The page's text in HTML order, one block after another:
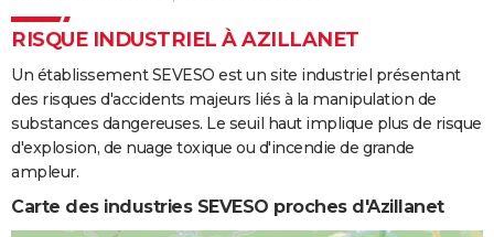
17/06/1976 30 000 0 0
29/02/1976 3 000 0 0
(travaux)
03/08/1974 10 000 0 0
RISQUE INDUSTRIEL À AZILLANET
Un établissement SEVESO est un site industriel présentant
des risques d'accidents majeurs liés à la manipulation de
substances dangereuses. Le seuil haut implique plus de risque
d'explosion, de nuage toxique ou d'incendie de grande
ampleur.
Carte des industries SEVESO proches d'Azillanet